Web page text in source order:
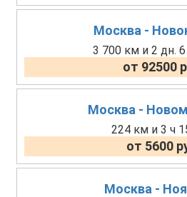
Москва -
3 700 км и 2 дн.
от 92500
Москва -
224 км и 3 ч
от 5600
Москва -